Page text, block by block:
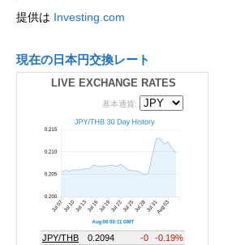
提供は Investing.com
現在の日本円交換レート
LIVE EXCHANGE RATES